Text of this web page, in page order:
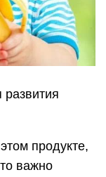
продукте,
важно